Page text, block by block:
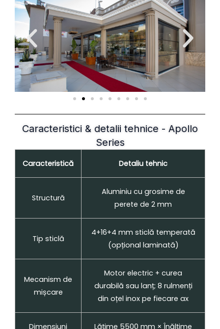
Caracteristici & detalii tehnice - Apollo
Series
Caracteristică Detaliu tehnic
Structură
Aluminiu cu grosime de
perete de 2 mm
Tip sticlă
4+16+4 mm sticlă temperată
(opțional laminată)
Mecanism de
mișcare
Motor electric + curea
durabilă sau lanț; 8 rulmenți
din oțel inox pe fiecare ax
Dimensiuni
Lățime 5500 mm × Înălțime